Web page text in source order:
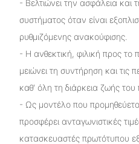
- Βελτιώνει την ασφάλεια και
συστήματος όταν είναι
ρυθμιζόμενης ανακούφισης.
- Η ανθεκτική, φιλική προς το
μειώνει τη συντήρηση και τις
καθ' όλη τη διάρκεια ζωής του
- Ως μοντέλο που
προσφέρει ανταγωνιστικές
κατασκευαστές πρωτότυπου